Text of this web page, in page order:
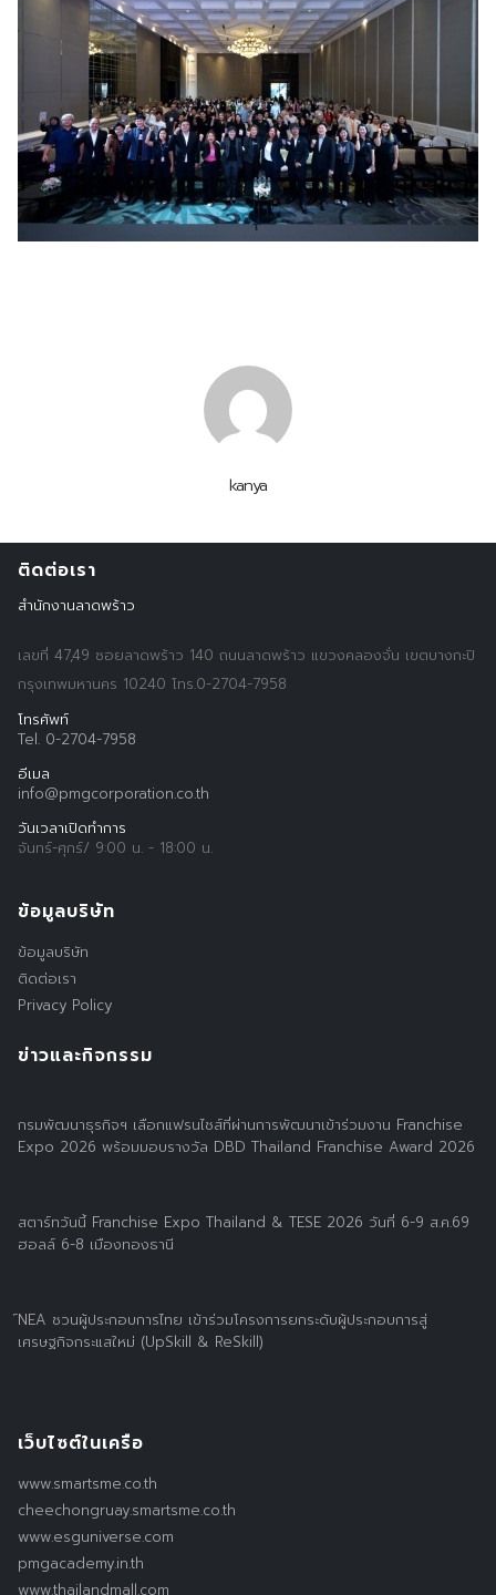
kanya
ติดต่อเรา
สำนักงานลาดพร้าว
เลขที่ 47,49 ซอยลาดพร้าว 140 ถนนลาดพร้าว แขวงคลองจั่น เขตบางกะปิ
กรุงเทพมหานคร 10240 โทร.0-2704-7958
โทรศัพท์
Tel. 0-2704-7958
อีเมล
info@pmgcorporation.co.th
วันเวลาเปิดทำการ
จันทร์-ศุกร์/ 9:00 น. - 18:00 น.
ข้อมูลบริษัท
ข้อมูลบริษัท
ติดต่อเรา
Privacy Policy
ข่าวและกิจกรรม
กรมพัฒนาธุรกิจฯ เลือกแฟรนไชส์ที่ผ่านการพัฒนาเข้าร่วมงาน Franchise
Expo 2026 พร้อมมอบรางวัล DBD Thailand Franchise Award 2026
สตาร์ทวันนี้ Franchise Expo Thailand & TESE 2026 วันที่ 6-9 ส.ค.69
ฮอลล์ 6-8 เมืองทองธานี
์NEA ชวนผู้ประกอบการไทย เข้าร่วมโครงการยกระดับผู้ประกอบการสู่
เศรษฐกิจกระแสใหม่ (UpSkill & ReSkill)
เว็บไซต์ในเครือ
www.smartsme.co.th
cheechongruay.smartsme.co.th
www.esguniverse.com
pmgacademy.in.th
www.thailandmall.com